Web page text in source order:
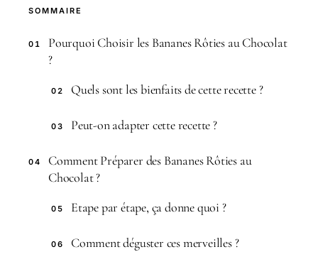
SOMMAIRE
01
Pourquoi Choisir les Bananes Rôties au Chocolat
?
02 Quels sont les bienfaits de cette recette ?
03 Peut-on adapter cette recette ?
04
Comment Préparer des Bananes Rôties au
Chocolat ?
05 Etape par étape, ça donne quoi ?
06 Comment déguster ces merveilles ?